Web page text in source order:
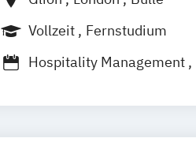
Vollzeit
Fernstudium
Hospitality Management
Management